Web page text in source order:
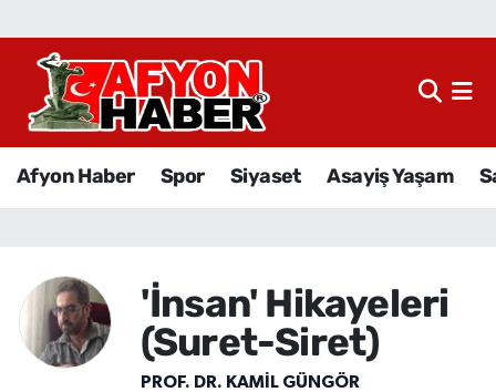
Afyon Haber Spor Siyaset Asayiş Yaşam
'İnsan' Hikayeleri
(Suret-Siret)
PROF. DR. KAMIL GÜNGÖR
Afyon Haber
Sağlık
Eğitim